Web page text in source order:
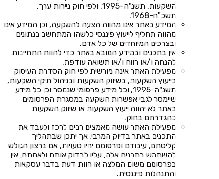
השקעות, תשנ"ה-1995, ולפי חוק ניירות ערך,
תשכ"ח-1968.
המידע באתר אינו מהווה הצעה להשקעה, וכן המידע אינו
מהווה תחליף לייעוץ פיננסי כלשהו המתחשב בנתונים
ובצרכים המיוחדים של כל אדם.
אין בתכנים ובמידע המובא באתר כדי להוות התחייבות
להנחה ו/או רווח ו/או תשואה עודפת.
מפעילת האתר אינה מורשית לפי חוק הסדרת העיסוק
בייעוץ השקעות, בשיווק השקעות ובניהול תיקי השקעות,
תשנ"ה-1995, וכל מידע פרסומי שנמסר וכן כל מידע
שיימסר לגבי אפשרות השקעה במסגרת הפרסומים
באתר לא יהווה ייעוץ השקעות או שיווק השקעות
כהגדרתם בחוק.
מפעילת האתר עושה מאמצים רבים לרכז ולעבד את
התכנים באתר בדיוק המרבי, אך יתכן שבתהליך
קליטתם, עיבודם ופרסומם יהיו טעויות, אם ברצון הגולש
להשתמש בתכנים אלה, עליו לבדוק אותם ולאמתם, אין
בפרסומם משום המלצה או חוות דעת בדבר עסקאות
והתנהלות פיננסית.